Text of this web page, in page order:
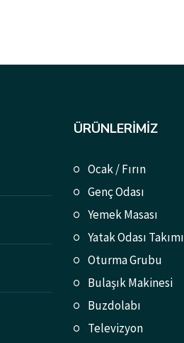
ÜRÜNLERIMIZ
Ocak / Fırın
Genç Odası
Yemek Masası
Yatak Odası Takımı
Oturma Grubu
Bulaşık Makinesi
Buzdolabı
Televizyon